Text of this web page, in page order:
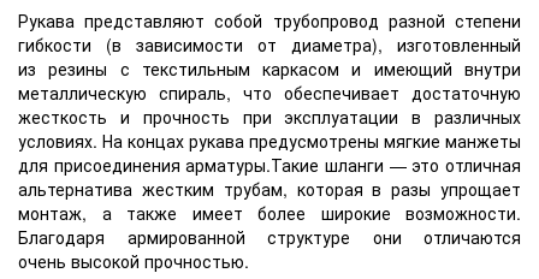
Рукава представляют собой трубопровод разной степени
гибкости (в зависимости от диаметра), изготовленный
из резины с текстильным каркасом и имеющий внутри
металлическую спираль, что обеспечивает достаточную
жесткость и прочность при эксплуатации в различных
условиях. На концах рукава предусмотрены мягкие манжеты
для присоединения арматуры.Такие шланги — это отличная
альтернатива жестким трубам, которая в разы упрощает
монтаж, а также имеет более широкие возможности.
Благодаря армированной структуре они отличаются
очень высокой прочностью.